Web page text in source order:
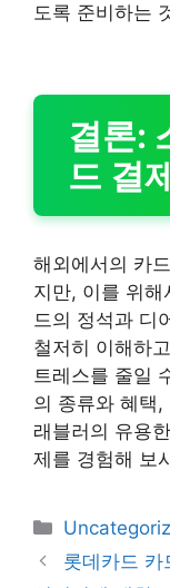
도록 준비하는
결론:
드 결
해외에서의 카
지만, 이를 위
드의 정석과 디
철저히 이해하
트레스를 줄일
의 종류와 혜택,
래블러의 유용
제를 경험해 보
카
테
고
롯데카드 카